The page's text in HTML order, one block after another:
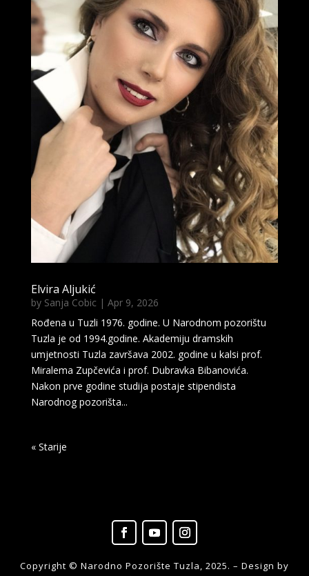
Elvira Aljukić
by Sanja Cobic| Apr 9, 2026
Rođena u Tuzli 1976. godine. U Narodnom pozorištu
Tuzla je od 1994.godine. Akademiju dramskih
umjetnosti Tuzla završava 2002. godine u kalsi prof.
Miralema Zupčevića i prof. Dubravka Bibanovića.
Nakon prve godine studija postaje stipendista
Narodnog pozorišta...
« Older Entries
Copyright © Narodno Pozorište Tuzla, 2025. – Design by